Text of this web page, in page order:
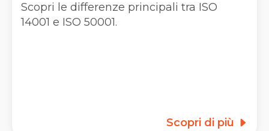
Scopri le differenze principali tra ISO
14001 e ISO 50001.
Scopri di più